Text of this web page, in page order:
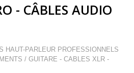
- CÂBLES AUDIO
HAUT-PARLEUR PROFESSIONNELS
/ GUITARE - CABLES XLR -